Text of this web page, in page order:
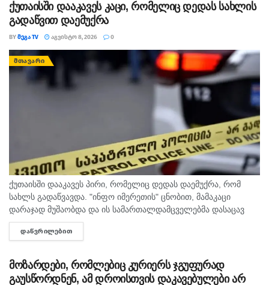
ქუთაისში დააკავეს კაცი, რომელიც დედას სახლის
გადაწვით დაემუქრა
BYᲛᲔᲒᲐ TV ᲐᲒᲕᲘᲡᲢᲝ 8, 2026 0
ᲛᲗᲐᲕᲐᲠᲘ
ქუთაისში დააკავეს პირი, რომელიც დედას დაემუქრა, რომ
სახლს გადაწვავდა. "ინფო იმერეთის" ცნობით, მამაკაცი
დარაჯად მუშაობდა და ის სამართალდამცველებმა დასაცავ
ობიექტზე აიყვანეს. შსს-ს ინფორმაციით, დაკავებულს
სისხლის სამართლის კოდექსის 11 პრიმა...
ᲓᲐᲬᲕᲠᲘᲚᲔᲑᲘᲗ
მოზარდები, რომლებიც კურიერს ჯგუფურად
გაუსწორდნენ, ამ დროისთვის დაკავებულები არ